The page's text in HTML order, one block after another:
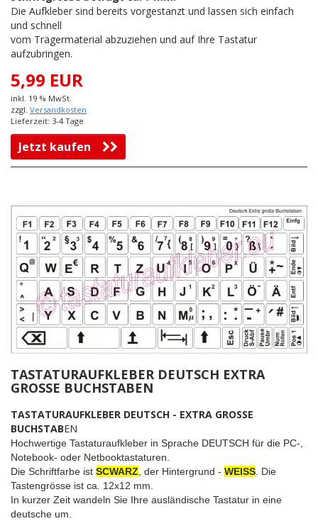
Die Aufkleber sind bereits vorgestanzt und lassen sich einfach
und schnell
vom Trägermaterial abzuziehen und auf Ihre Tastatur
aufzubringen.
5,99 EUR
inkl. 19 % MwSt.
zzgl. Versandkosten
Lieferzeit: 3-4 Tage
Jetzt kaufen
TASTATURAUFKLEBER DEUTSCH EXTRA
GROSSE BUCHSTABEN
TASTATURAUFKLEBER DEUTSCH - EXTRA GROSSE
BUCHSTABEN
Hochwertige Tastaturaufkleber in Sprache DEUTSCH für die PC-,
Notebook- oder Netbooktastaturen.
Die Schriftfarbe ist SCWARZ , der Hintergrund - WEISS . Die
Tastengrösse ist ca. 12x12 mm.
In kurzer Zeit wandeln Sie Ihre ausländische Tastatur in eine
deutsche um.